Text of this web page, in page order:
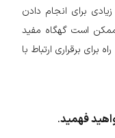
برای انجام دادن
است گهگاه مفید
برقراری ارتباط با
فهمید.